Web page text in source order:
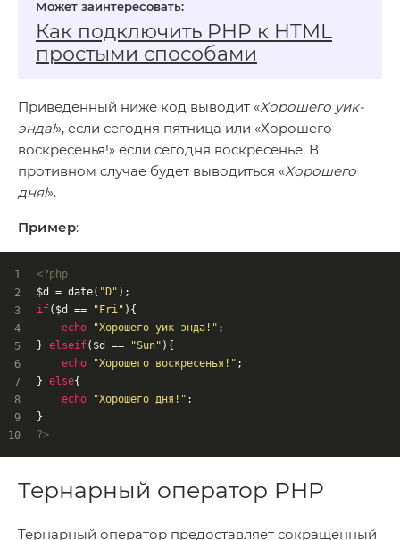
Как подключить PHP к HTML
простыми способами
Приведенный ниже код выводит «Хорошего уик-
энда!», если сегодня пятница или «Хорошего
воскресенья!» если сегодня воскресенье. В
противном случае будет выводиться «Хорошего
дня!».
Пример:
<?php
$d = date( "D" );
if($d == "Fri" ){
echo
"Хорошего уик-энда!" ;
} elseif($d == "Sun" ){
echo
"Хорошего воскресенья!" ;
} else{
echo
"Хорошего дня!" ;
}
?>
Тернарный оператор PHP
Тернарный оператор предоставляет сокращенный